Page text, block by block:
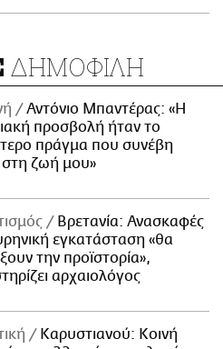
ΔΗΜΟΦΙΛΗ
Αντόνιο Μπαντέρας: «Η
προσβολή ήταν το
πράγμα που συνέβη
στη ζωή μου»
Βρετανία: Ανασκαφές
εγκατάσταση «θα
την προϊστορία»,
αρχαιολόγος
Καρυστιανού: Κοινή